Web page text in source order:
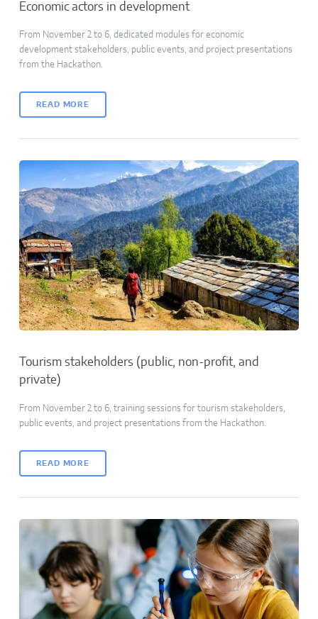
Economic actors in development
From November 2 to 6, dedicated modules for economic
development stakeholders, public events, and project presentations
from the Hackathon.
READ MORE
Tourism stakeholders (public, non-profit, and
private)
From November 2 to 6, training sessions for tourism stakeholders,
public events, and project presentations from the Hackathon.
READ MORE